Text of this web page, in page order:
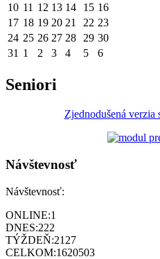
10 11 12 13 14 15 16
17 18 19 20 21 22 23
24 25 26 27 28 29 30
31 1 2 3 4 5 6
Seniori
Zjednodušená verzia
Návštevnosť
Návštevnosť:
ONLINE:1
DNES:222
TÝŽDEŇ:2127
CELKOM:1620503